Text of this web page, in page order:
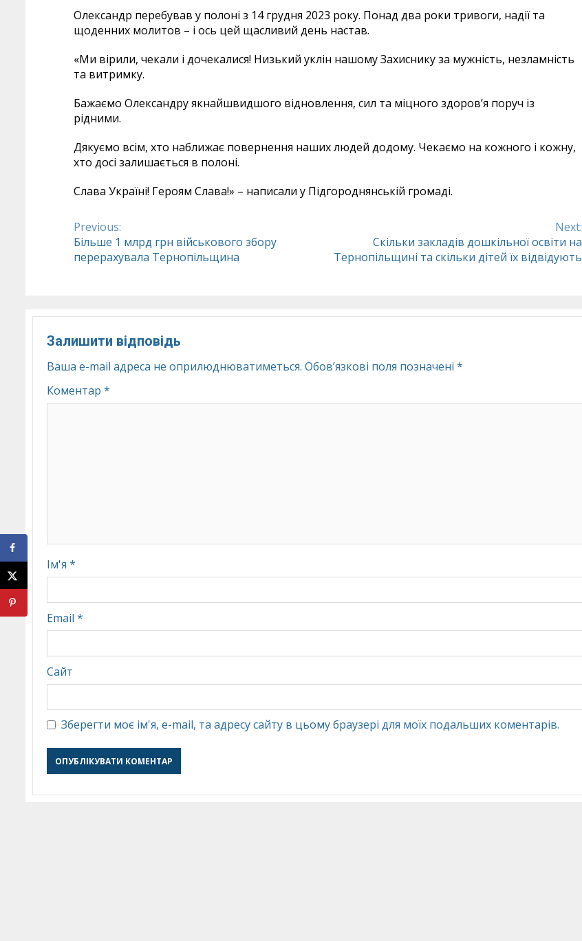
Олександр перебував у полоні з 14 грудня 2023 року. Понад два роки тривоги, надії та
щоденних молитов – і ось цей щасливий день настав.
«Ми вірили, чекали і дочекалися! Низький уклін нашому Захиснику за мужність, незламність
та витримку.
Бажаємо Олександру якнайшвидшого відновлення, сил та міцного здоров’я поруч із
рідними.
Дякуємо всім, хто наближає повернення наших людей додому. Чекаємо на кожного і кожну,
хто досі залишається в полоні.
Слава Україні! Героям Слава!» – написали у Підгороднянській громаді.
Continue
Reading
Previous:
Більше 1 млрд грн військового збору
перерахувала Тернопільщина
Next:
Скільки закладів дошкільної освіти на
Тернопільщині та скільки дітей їх відвідують
Залишити відповідь
Ваша e-mail адреса не оприлюднюватиметься. Обов’язкові поля позначені *
Коментар *
Ім'я *
Email *
Сайт
Зберегти моє ім'я, e-mail, та адресу сайту в цьому браузері для моїх подальших коментарів.